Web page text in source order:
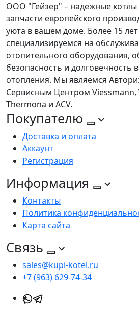
ООО "Гейзер" – надежные котлы
запчасти европейского
уюта в вашем доме. Более 15
специализируемся на
отопительного оборудования,
безопасность и долговечность
отопления. Мы являемся
Сервисным Центром Viessmann,
Thermona и ACV.
Покупателю
Доставка и оплата
Аккаунт
Регистрация
Информация
Контакты
Политика
Карта сайта
Связь
sales@kupi-kotel.ru
+7 (963) 629-74-34